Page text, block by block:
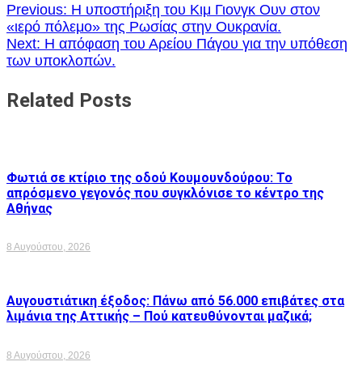
Πλοήγηση
άρθρων
Previous: Η υποστήριξη του Κιμ Γιονγκ Ουν στον
«ιερό πόλεμο» της Ρωσίας στην Ουκρανία.
Next: Η απόφαση του Αρείου Πάγου για την υπόθεση
των υποκλοπών.
Related Posts
Φωτιά σε κτίριο της οδού Κουμουνδούρου: Το
απρόσμενο γεγονός που συγκλόνισε το κέντρο της
Αθήνας
8 Αυγούστου, 2026
Αυγουστιάτικη έξοδος: Πάνω από 56.000 επιβάτες στα
λιμάνια της Αττικής – Πού κατευθύνονται μαζικά;
8 Αυγούστου, 2026